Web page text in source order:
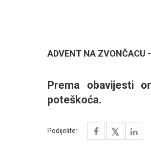
ADVENT NA ZVONČACU
Prema obavijesti
poteškoća.
Podijelite: